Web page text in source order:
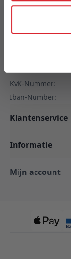
KvK-Nummer:
Iban-Number:
Klantenservice
Informatie
Mijn account